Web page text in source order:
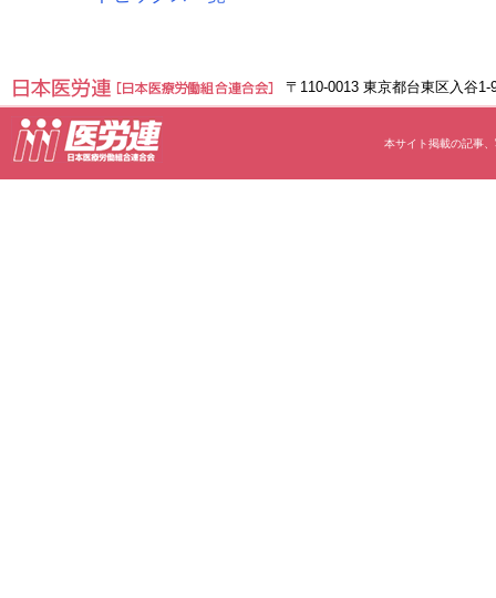
〒110-0013 東京都台東区入谷
本サイト掲載の記事